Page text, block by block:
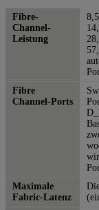
Fibre-
Channel-
Leistung
Fibre
Channel-Ports
Maximale
Fabric-Latenz